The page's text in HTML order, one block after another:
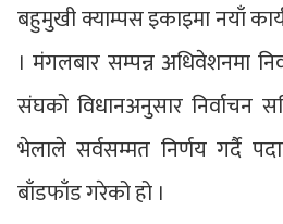
बहुमुखी क्याम्पस इकाइमा नयाँ
। मंगलबार सम्पन्न अधिवेशनमा
संघको विधानअनुसार निर्वाचन
भेलाले सर्वसम्मत निर्णय गर्दै
बाँडफाँड गरेको हो ।